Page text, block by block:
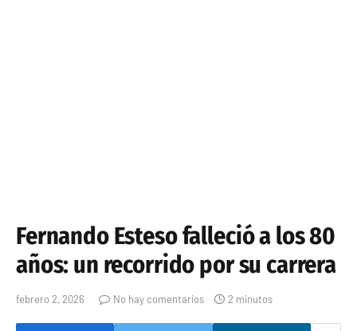
Fernando Esteso falleció a los 80
años: un recorrido por su carrera
febrero 2, 2026 No hay comentarios 2 minutos